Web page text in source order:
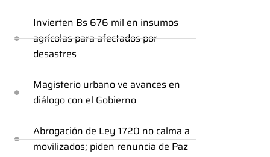
Invierten Bs 676 mil en insumos
agrícolas para afectados por
desastres
Magisterio urbano ve avances en
diálogo con el Gobierno
Abrogación de Ley 1720 no calma a
movilizados; piden renuncia de Paz